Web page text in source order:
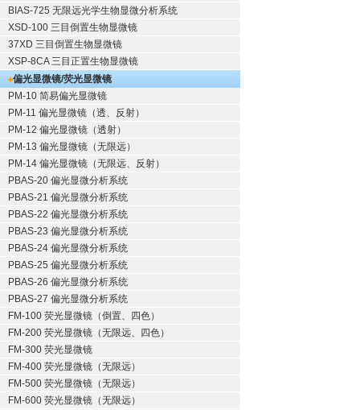
BIAS-725 无限远光学生物显微分析系统
XSD-100 三目倒置生物显微镜
37XD 三目倒置生物显微镜
XSP-8CA 三目正置生物显微镜
偏光显微镜/荧光显微镜
PM-10 简易偏光显微镜
PM-11 偏光显微镜（透、反射）
PM-12 偏光显微镜（透射）
PM-13 偏光显微镜（无限远）
PM-14 偏光显微镜（无限远、反射）
PBAS-20 偏光显微分析系统
PBAS-21 偏光显微分析系统
PBAS-22 偏光显微分析系统
PBAS-23 偏光显微分析系统
PBAS-24 偏光显微分析系统
PBAS-25 偏光显微分析系统
PBAS-26 偏光显微分析系统
PBAS-27 偏光显微分析系统
FM-100 荧光显微镜（倒置、四色）
FM-200 荧光显微镜（无限远、四色）
FM-300 荧光显微镜
FM-400 荧光显微镜（无限远）
FM-500 荧光显微镜（无限远）
FM-600 荧光显微镜（无限远）